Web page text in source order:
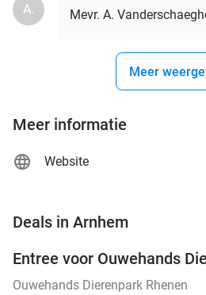
A. Mevr. A.
Meer
Meer informatie
Website
Deals in Arnhem
Entree voor Ouwehands
Ouwehands Dierenpark Rhenen